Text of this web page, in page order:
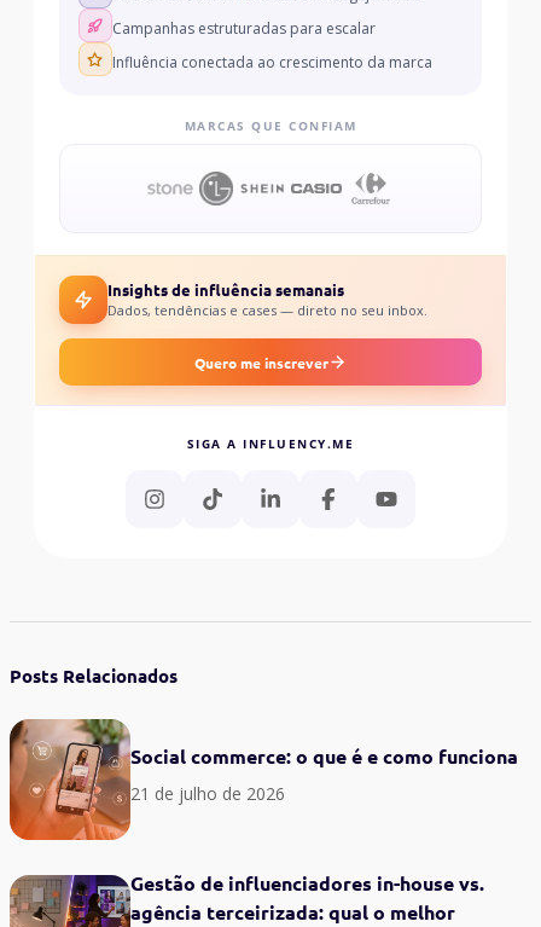
Campanhas estruturadas para escalar
Influência conectada ao crescimento da marca
MARCAS QUE CONFIAM
Insights de influência semanais
Dados, tendências e cases — direto no seu inbox.
Quero me inscrever
SIGA A INFLUENCY.ME
Posts Relacionados
Social commerce: o que é e como funciona
21 de julho de 2026
Gestão de influenciadores in-house vs.
agência terceirizada: qual o melhor